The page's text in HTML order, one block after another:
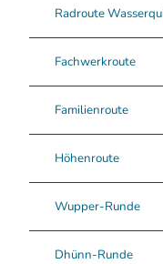
Radroute
Fachwerkroute
Familienroute
Höhenroute
Wupper-Runde
Dhünn-Runde